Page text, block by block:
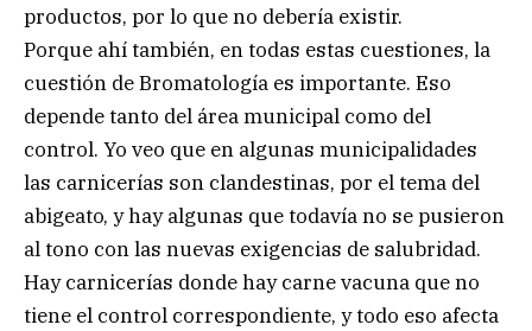
productos, por lo que no debería existir.
Porque ahí también, en todas estas cuestiones, la
cuestión de Bromatología es importante. Eso
depende tanto del área municipal como del
control. Yo veo que en algunas municipalidades
las carnicerías son clandestinas, por el tema del
abigeato, y hay algunas que todavía no se pusieron
al tono con las nuevas exigencias de salubridad.
Hay carnicerías donde hay carne vacuna que no
tiene el control correspondiente, y todo eso afecta